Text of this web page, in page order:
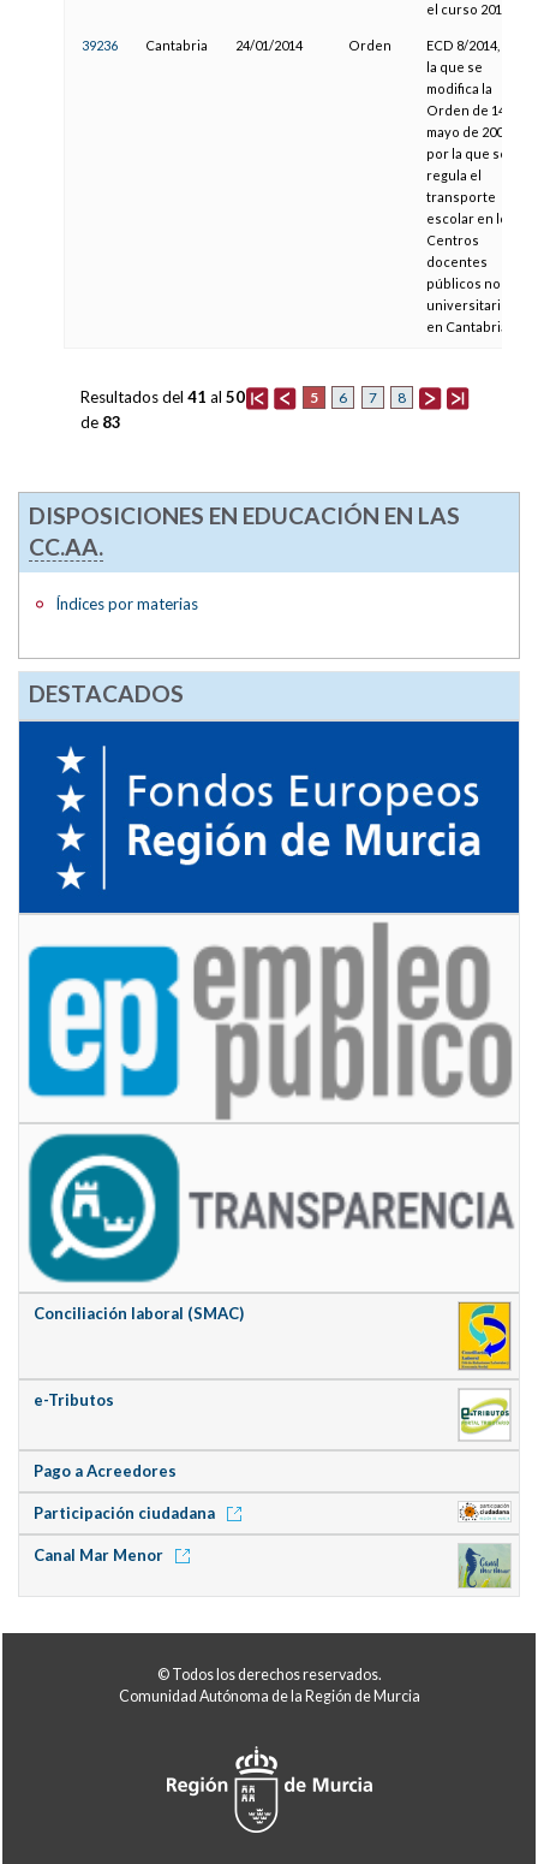
el curso 2013-14
39236 Cantabria 24/01/2014 Orden
ECD 8/2014, por
la que se
modifica la
Orden de 14 de
mayo de 2003,
por la que se
regula el
transporte
escolar en los
Centros
docentes
públicos no
universitarios
en Cantabria
5 6 7 8
Resultados del 41 al 50
de 83
DISPOSICIONES EN EDUCACIÓN EN LAS
CC.AA.
Índices por materias
DESTACADOS
Conciliación laboral (SMAC)
e-Tributos
Pago a Acreedores
Participación ciudadana
Canal Mar Menor
© Todos los derechos reservados.
Comunidad Autónoma de la Región de Murcia